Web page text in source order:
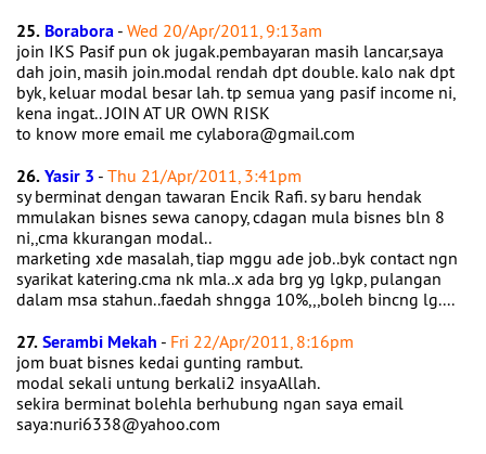
25. Borabora - Wed 20/Apr/2011, 9:13am
join IKS Pasif pun ok jugak.pembayaran masih lancar,saya
dah join, masih join.modal rendah dpt double. kalo nak dpt
byk, keluar modal besar lah. tp semua yang pasif income ni,
kena ingat.. JOIN AT UR OWN RISK
to know more email me cylabora@gmail.com
26.Yasir 3 - Thu 21/Apr/2011, 3:41pm
sy berminat dengan tawaran Encik Rafi. sy baru hendak
mmulakan bisnes sewa canopy, cdagan mula bisnes bln 8
ni,,cma kkurangan modal..
marketing xde masalah, tiap mggu ade job..byk contact ngn
syarikat katering.cma nk mla..x ada brg yg lgkp, pulangan
dalam msa stahun..faedah shngga 10%,,,boleh bincng lg....
27.Serambi Mekah - Fri 22/Apr/2011, 8:16pm
jom buat bisnes kedai gunting rambut.
modal sekali untung berkali2 insyaAllah.
sekira berminat bolehla berhubung ngan saya email
saya:nuri6338@yahoo.com